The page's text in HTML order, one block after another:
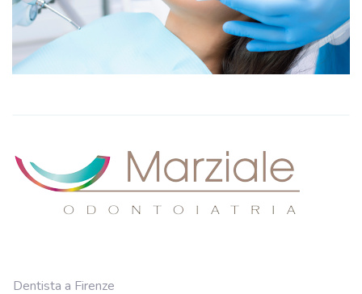
Dentista a Firenze